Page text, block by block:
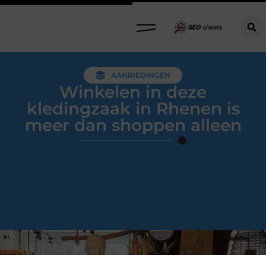
AANBIEDINGEN
Winkelen in deze
kledingzaak in Rhenen is
meer dan shoppen alleen